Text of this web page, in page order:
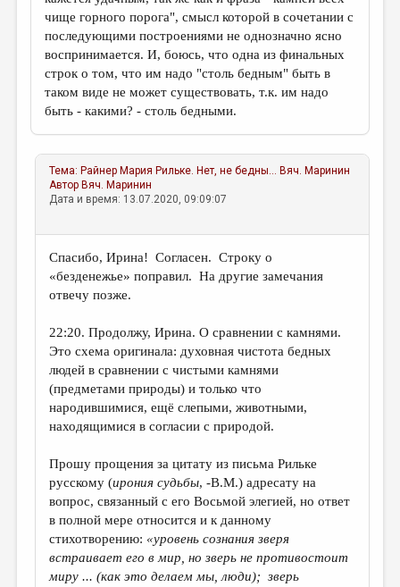
чище горного порога", смысл которой в сочетании с
последующими построениями не однозначно ясно
воспринимается. И, боюсь, что одна из финальных
строк о том, что им надо "столь бедным" быть в
таком виде не может существовать, т.к. им надо
быть - какими? - столь бедными.
Тема: Райнер Мария Рильке. Нет, не бедны... Вяч. Маринин
Автор Вяч. Маринин
Дата и время: 13.07.2020, 09:09:07
Спасибо, Ирина! Согласен. Строку о
«безденежье» поправил. На другие замечания
отвечу позже.
22:20. Продолжу, Ирина. О сравнении c камнями.
Это схема оригинала: духовная чистота бедных
людей в сравнении с чистыми камнями
(предметами природы) и только что
народившимися, ещё слепыми, животными,
находящимися в согласии с природой.
Прошу прощения за цитату из письма Рильке
русскому (ирония судьбы, -В.М.) адресату на
вопрос, связанный с его Восьмой элегией, но ответ
в полной мере относится и к данному
стихотворению: «уро­вень сознания зверя
встраивает его в мир, но зверь не противостоит
миру ... (как это делаем мы, люди); зверь